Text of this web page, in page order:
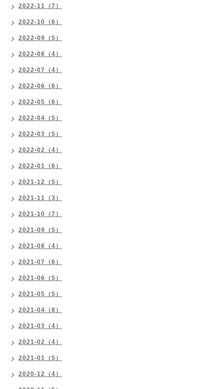
2022-11（7）
2022-10（6）
2022-09（5）
2022-08（4）
2022-07（4）
2022-06（6）
2022-05（6）
2022-04（5）
2022-03（5）
2022-02（4）
2022-01（6）
2021-12（5）
2021-11（3）
2021-10（7）
2021-09（5）
2021-08（4）
2021-07（6）
2021-06（5）
2021-05（5）
2021-04（8）
2021-03（4）
2021-02（4）
2021-01（5）
2020-12（4）